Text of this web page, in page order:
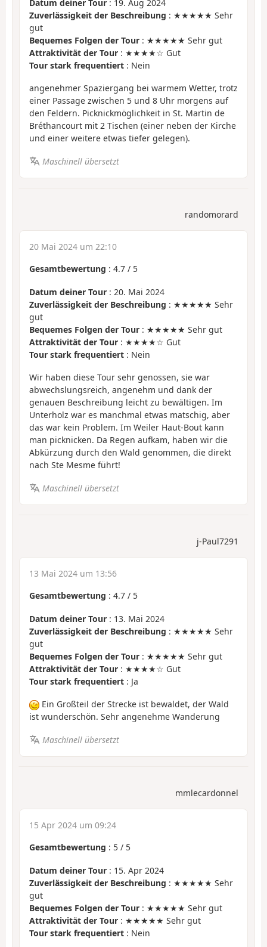
Datum deiner Tour : 19. Aug 2024
Zuverlässigkeit der Beschreibung : ★★★★★ Sehr
gut
Bequemes Folgen der Tour : ★★★★★ Sehr gut
Attraktivität der Tour : ★★★★☆ Gut
Tour stark frequentiert : Nein
angenehmer Spaziergang bei warmem Wetter, trotz
einer Passage zwischen 5 und 8 Uhr morgens auf
den Feldern. Picknickmöglichkeit in St. Martin de
Bréthancourt mit 2 Tischen (einer neben der Kirche
und einer weitere etwas tiefer gelegen).
Maschinell übersetzt
randomorard
20 Mai 2024 um 22:10
Gesamtbewertung : 4.7 / 5
Datum deiner Tour : 20. Mai 2024
Zuverlässigkeit der Beschreibung : ★★★★★ Sehr
gut
Bequemes Folgen der Tour : ★★★★★ Sehr gut
Attraktivität der Tour : ★★★★☆ Gut
Tour stark frequentiert : Nein
Wir haben diese Tour sehr genossen, sie war
abwechslungsreich, angenehm und dank der
genauen Beschreibung leicht zu bewältigen. Im
Unterholz war es manchmal etwas matschig, aber
das war kein Problem. Im Weiler Haut-Bout kann
man picknicken. Da Regen aufkam, haben wir die
Abkürzung durch den Wald genommen, die direkt
nach Ste Mesme führt!
Maschinell übersetzt
j-Paul7291
13 Mai 2024 um 13:56
Gesamtbewertung : 4.7 / 5
Datum deiner Tour : 13. Mai 2024
Zuverlässigkeit der Beschreibung : ★★★★★ Sehr
gut
Bequemes Folgen der Tour : ★★★★★ Sehr gut
Attraktivität der Tour : ★★★★☆ Gut
Tour stark frequentiert : Ja
Ein Großteil der Strecke ist bewaldet, der Wald
ist wunderschön. Sehr angenehme Wanderung
Maschinell übersetzt
mmlecardonnel
15 Apr 2024 um 09:24
Gesamtbewertung : 5 / 5
Datum deiner Tour : 15. Apr 2024
Zuverlässigkeit der Beschreibung : ★★★★★ Sehr
gut
Bequemes Folgen der Tour : ★★★★★ Sehr gut
Attraktivität der Tour : ★★★★★ Sehr gut
Tour stark frequentiert : Nein